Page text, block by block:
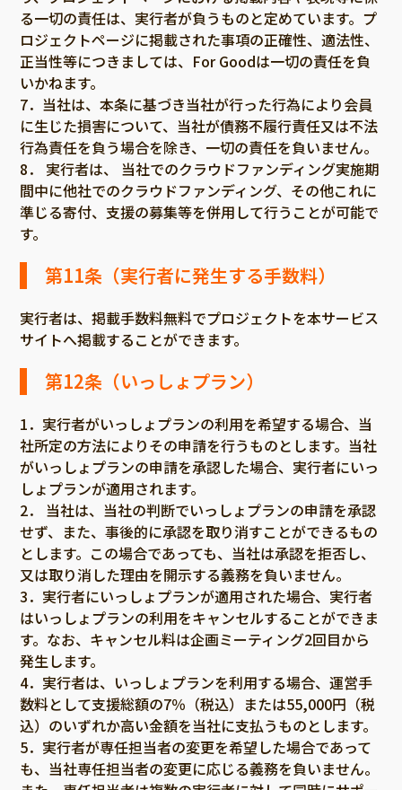
る一切の責任は、実行者が負うものと定めています。プ
ロジェクトページに掲載された事項の正確性、適法性、
正当性等につきましては、For Goodは一切の責任を負
いかねます。
7．当社は、本条に基づき当社が行った行為により会員
に生じた損害について、当社が債務不履行責任又は不法
行為責任を負う場合を除き、一切の責任を負いません。
8． 実行者は、 当社でのクラウドファンディング実施期
間中に他社でのクラウドファンディング、その他これに
準じる寄付、支援の募集等を併用して行うことが可能で
す。
第11条（実行者に発生する手数料）
実行者は、掲載手数料無料でプロジェクトを本サービス
サイトへ掲載することができます。
第12条（いっしょプラン）
1．実行者がいっしょプランの利用を希望する場合、当
社所定の方法によりその申請を行うものとします。当社
がいっしょプランの申請を承認した場合、実行者にいっ
しょプランが適用されます。
2． 当社は、当社の判断でいっしょプランの申請を承認
せず、また、事後的に承認を取り消すことができるもの
とします。この場合であっても、当社は承認を拒否し、
又は取り消した理由を開示する義務を負いません。
3．実行者にいっしょプランが適用された場合、実行者
はいっしょプランの利用をキャンセルすることができま
す。なお、キャンセル料は企画ミーティング2回目から
発生します。
4．実行者は、いっしょプランを利用する場合、運営手
数料として支援総額の7％（税込）または55,000円（税
込）のいずれか高い金額を当社に支払うものとします。
5．実行者が専任担当者の変更を希望した場合であって
も、当社専任担当者の変更に応じる義務を負いません。